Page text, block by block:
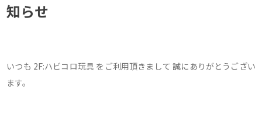
知らせ
いつも 2F:ハビコロ玩具 をご利用頂きまして 誠にありがとうござい
ます。